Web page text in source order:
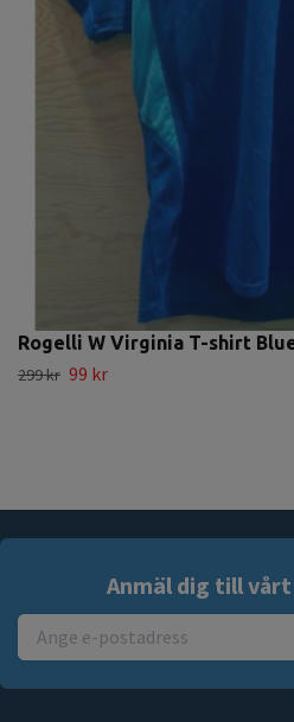
Rogelli W Virginia T-shirt
299 kr 99 kr
Anmäl dig till